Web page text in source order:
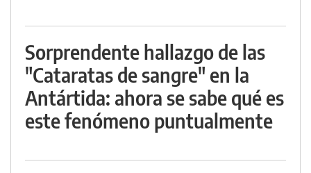
Sorprendente hallazgo de las
"Cataratas de sangre" en la
Antártida: ahora se sabe qué es
este fenómeno puntualmente